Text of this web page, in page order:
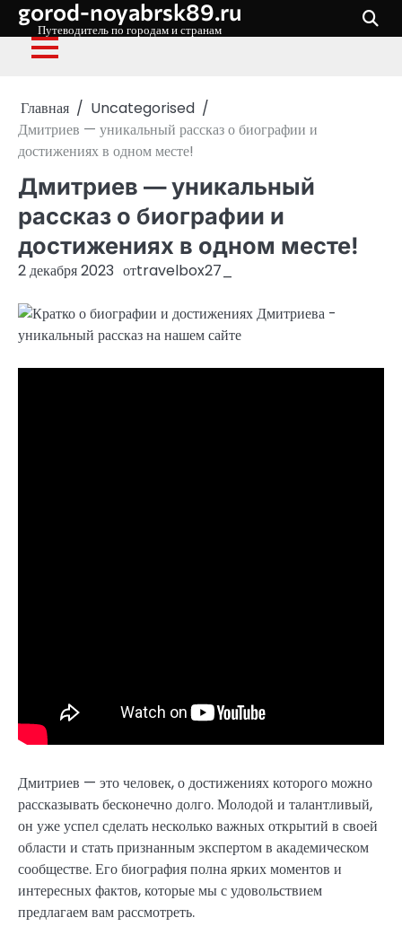
Перейти
содержимому
gorod-noyabrsk89.ru
Путеводитель по городам и странам
Главная
Uncategorised
Дмитриев — уникальный рассказ о биографии и
достижениях в одном месте!
Дмитриев — уникальный
рассказ о биографии и
достижениях в одном месте!
2 декабря 2023 отtravelbox27_
Дмитриев — это человек, о достижениях которого можно
рассказывать бесконечно долго. Молодой и талантливый,
он уже успел сделать несколько важных открытий в своей
области и стать признанным экспертом в академическом
сообществе. Его биография полна ярких моментов и
интересных фактов, которые мы с удовольствием
предлагаем вам рассмотреть.